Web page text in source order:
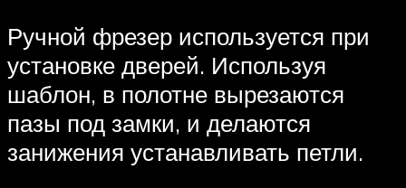
Ручной фрезер используется при
установке дверей. Используя
шаблон, в полотне вырезаются
пазы под замки, и делаются
занижения устанавливать петли.